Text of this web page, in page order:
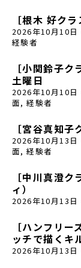
［根木 好ク
2026年10月10日
経験者
［小関鈴子
土曜日
2026年10月10日
面,経験者
［宮谷真知
2026年10月13日
面,経験者
［中川真澄
ィ）
2026年10月13日
［ハンフリ
ッチで描くキ
2026年10月13日